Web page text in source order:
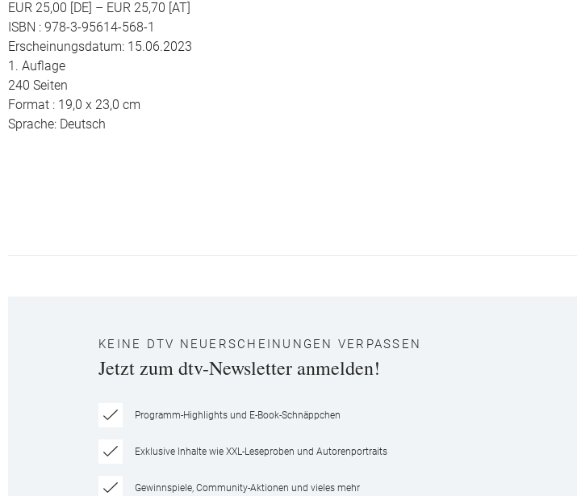
EUR 25,00 [DE] – EUR 25,70 [AT]
ISBN : 978-3-95614-568-1
Erscheinungsdatum: 15.06.2023
1. Auflage
240 Seiten
Format : 19,0 x 23,0 cm
Sprache: Deutsch
KEINE DTV NEUERSCHEINUNGEN VERPASSEN
Jetzt zum dtv-Newsletter anmelden!
Programm-Highlights und E-Book-Schnäppchen
Exklusive Inhalte wie XXL-Leseproben und Autorenportraits
Gewinnspiele, Community-Aktionen und vieles mehr